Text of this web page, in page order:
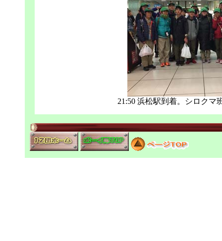
21:50 浜松駅到着。シロクマ